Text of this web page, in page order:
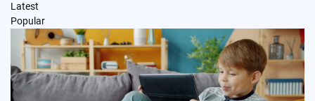
Latest
Popular